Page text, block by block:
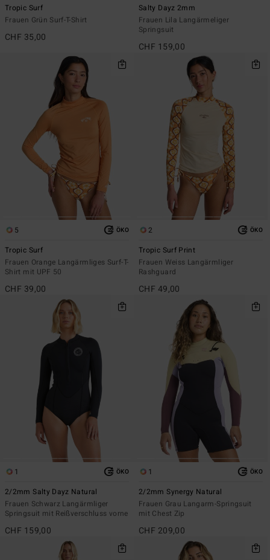
Tropic Surf
Frauen Grün Surf-T-Shirt
CHF 35,00
Salty Dayz 2mm
Frauen Lila Langärmeliger
Springsuit
CHF 159,00
5 ÖKO
Tropic Surf
Frauen Orange Langärmliges Surf-T-
Shirt mit UPF 50
CHF 39,00
2 ÖKO
Tropic Surf Print
Frauen Weiss Langärmliger
Rashguard
CHF 49,00
1 ÖKO
2/2mm Salty Dayz Natural
Frauen Schwarz Langärmliger
Springsuit mit Reißverschluss vorne
CHF 159,00
1 ÖKO
2/2mm Synergy Natural
Frauen Grau Langarm-Springsuit
mit Chest Zip
CHF 209,00